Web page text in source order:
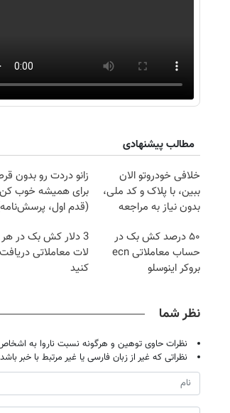
مطالب پیشنهادی
خلافی خودروتو الان
ببین، با پلاک و کد ملی،
بدون نیاز به مراجعه
زانو دردت رو بدون
برای همیشه خوب
(قدم اول،
۵۰ درصد کش بک در
حساب معاملاتی ecn
بروکر اینوسلو
3 دلار کش بک در هر
لات معاملاتی دریافت
کنید
نظر شما
نظرات حاوی توهین و هرگونه نسبت ناروا به
نظراتی که غیر از زبان فارسی یا غیر مرتبط با خبر